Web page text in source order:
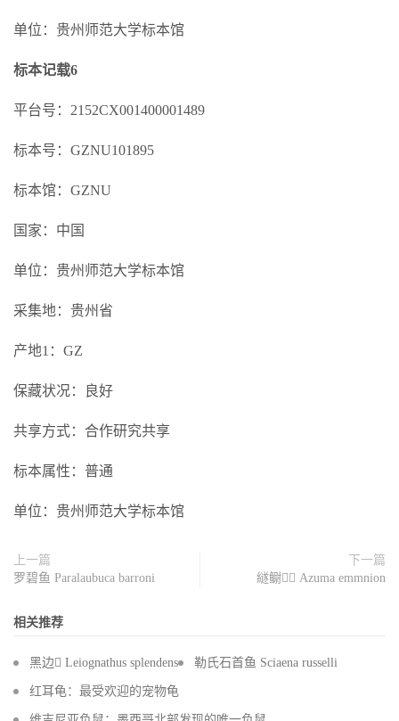
单位：贵州师范大学标本馆
标本记载6
平台号：2152CX001400001489
标本号：GZNU101895
标本馆：GZNU
国家：中国
单位：贵州师范大学标本馆
采集地：贵州省
产地1：GZ
保藏状况：良好
共享方式：合作研究共享
标本属性：普通
单位：贵州师范大学标本馆
上一篇
罗碧鱼 Paralaubuca barroni
下一篇
繸鳚 Azuma emmnion
相关推荐
黑边 Leiognathus splendens 勒氏石首鱼 Sciaena russelli
红耳龟：最受欢迎的宠物龟